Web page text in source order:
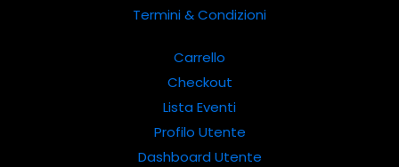
Termini & Condizioni
Carrello
Checkout
Lista Eventi
Profilo Utente
Dashboard Utente